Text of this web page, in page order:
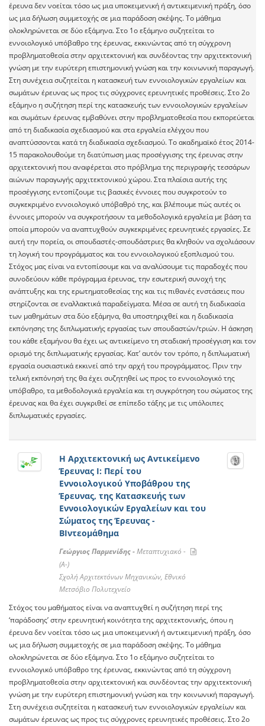
έρευνα δεν νοείται τόσο ως μια υποκειμενική ή αντικειμενική πράξη, όσο
ως μια δήλωση συμμετοχής σε μια παράδοση σκέψης. Το μάθημα
ολοκληρώνεται σε δύο εξάμηνα. Στο 1ο εξάμηνο συζητείται το
εννοιολογικό υπόβαθρο της έρευνας, εκκινώντας από τη σύγχρονη
προβληματοθεσία στην αρχιτεκτονική και συνδέοντας την αρχιτεκτονική
γνώση με την ευρύτερη επιστημονική γνώση και την κοινωνική παραγωγή.
Στη συνέχεια συζητείται η κατασκευή των εννοιολογικών εργαλείων και
σωμάτων έρευνας ως προς τις σύγχρονες ερευνητικές προθέσεις. Στο 2ο
εξάμηνο η συζήτηση περί της κατασκευής των εννοιολογικών εργαλείων
και σωμάτων έρευνας εμβαθύνει στην προβληματοθεσία που εκπορεύεται
από τη διαδικασία σχεδιασμού και στα εργαλεία ελέγχου που
αναπτύσσονται κατά τη διαδικασία σχεδιασμού. Το ακαδημαϊκό έτος 2014-
15 παρακολουθούμε τη διατύπωση μιας προσέγγισης της έρευνας στην
αρχιτεκτονική που αναφέρεται στο πρόβλημα της περιγραφής τεσσάρων
αιώνων παραγωγής αρχιτεκτονικού χώρου. Στα πλαίσια αυτής της
προσέγγισης εντοπίζουμε τις βασικές έννοιες που συγκροτούν το
συγκεκριμένο εννοιολογικό υπόβαθρό της, και βλέπουμε πώς αυτές οι
έννοιες μπορούν να συγκροτήσουν τα μεθοδολογικά εργαλεία με βάση τα
οποία μπορούν να αναπτυχθούν συγκεκριμένες ερευνητικές εργασίες. Σε
αυτή την πορεία, οι σπουδαστές-σπουδάστριες θα κληθούν να σχολιάσουν
τη λογική του προγράμματος και του εννοιολογικού εξοπλισμού του.
Στόχος μας είναι να εντοπίσουμε και να αναλύσουμε τις παραδοχές που
συνοδεύουν κάθε πρόγραμμα έρευνας, την εσωτερική συνοχή της
ανάπτυξης και της ερωτηματοθεσίας της και τις πιθανές ενστάσεις που
στηρίζονται σε εναλλακτικά παραδείγματα. Μέσα σε αυτή τη διαδικασία
των μαθημάτων στα δύο εξάμηνα, θα υποστηριχθεί και η διαδικασία
εκπόνησης της διπλωματικής εργασίας των σπουδαστών/τριών. Η άσκηση
του κάθε εξαμήνου θα έχει ως αντικείμενο τη σταδιακή προσέγγιση και τον
ορισμό της διπλωματικής εργασίας. Κατ’ αυτόν τον τρόπο, η διπλωματική
εργασία ουσιαστικά εκκινεί από την αρχή του προγράμματος. Πριν την
τελική εκπόνησή της θα έχει συζητηθεί ως προς το εννοιολογικό της
υπόβαθρο, τα μεθοδολογικά εργαλεία και τη συγκρότηση του σώματος της
έρευνας και θα έχει συγκριθεί σε επίπεδο τάξης με τις υπόλοιπες
διπλωματικές εργασίες.
Η Αρχιτεκτονική ως Αντικείμενο
Έρευνας Ι: Περί του
Εννοιολογικού Υποβάθρου της
Έρευνας, της Κατασκευής των
Εννοιολογικών Εργαλείων και του
Σώματος της Έρευνας -
ΒΙντεομάθημα
Γεώργιος Παρμενίδης -Μεταπτυχιακό -
(A-)
Σχολή Αρχιτεκτόνων Μηχανικών, Εθνικό
Μετσόβιο Πολυτεχνείο
Στόχος του μαθήματος είναι να αναπτυχθεί η συζήτηση περί της
‘παράδοσης’ στην ερευνητική κοινότητα της αρχιτεκτονικής, όπου η
έρευνα δεν νοείται τόσο ως μια υποκειμενική ή αντικειμενική πράξη, όσο
ως μια δήλωση συμμετοχής σε μια παράδοση σκέψης. Το μάθημα
ολοκληρώνεται σε δύο εξάμηνα. Στο 1ο εξάμηνο συζητείται το
εννοιολογικό υπόβαθρο της έρευνας, εκκινώντας από τη σύγχρονη
προβληματοθεσία στην αρχιτεκτονική και συνδέοντας την αρχιτεκτονική
γνώση με την ευρύτερη επιστημονική γνώση και την κοινωνική παραγωγή.
Στη συνέχεια συζητείται η κατασκευή των εννοιολογικών εργαλείων και
σωμάτων έρευνας ως προς τις σύγχρονες ερευνητικές προθέσεις. Στο 2ο